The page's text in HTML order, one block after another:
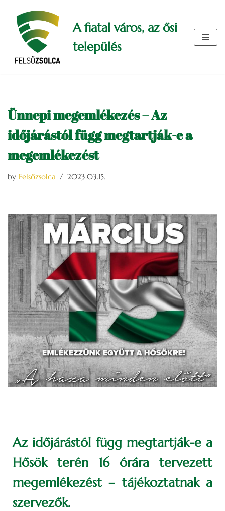
Skip
content
A fiatal város, az ősi
település
Ünnepi megemlékezés – Az
időjárástól függ megtartják-e a
megemlékezést
by Felsőzsolca 2023.03.15.
Az időjárástól függ megtartják-e a
Hősök terén 16 órára tervezett
megemlékezést – tájékoztatnak a
szervezők.